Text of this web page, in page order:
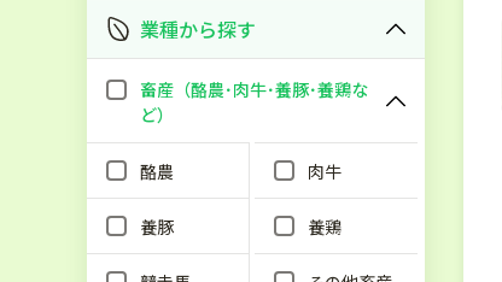
業種から探す
畜産（酪農･肉牛･養豚･養鶏な
ど）
酪農 肉牛
養豚 養鶏